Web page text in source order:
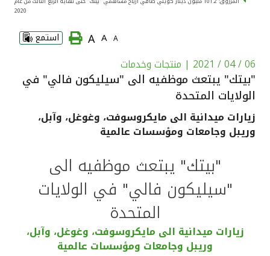
"برامج العملاء"
الاستثمار
القنوات المصرفية
خدمات ما بعد البيع
اتصل بنا
2020
A
A
A استمع
06 / 04 / 2021 | منتجات وخدمات
"بيتك" يبتعث موظفيه الى "سيليكون فالي" في
الولايات المتحدة
زيارات ميدانية الى مايكروسوفت، وغوغل، وآبل،
وريبل وجامعات ومؤسسات عالمية
"بيتك" يبتعث موظفيه الى
"سيليكون فالي" في الولايات
المتحدة
زيارات ميدانية الى مايكروسوفت، وغوغل، وآبل،
وريبل وجامعات ومؤسسات عالمية